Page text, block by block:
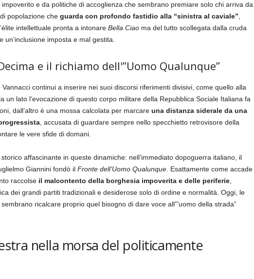
e da politiche di accoglienza che sembrano premiare solo chi arriva da
popolazione che guarda con profondo fastidio alla “sinistra al caviale”
intellettuale pronta a intonare Bella Ciaoma del tutto scollegata dalla cruda
un’inclusione imposta e mal gestita.
e il richiamo dell'”Uomo Qualunque”
continui a inserire nei suoi discorsi riferimenti divisivi, come quello alla
un lato l’evocazione di questo corpo militare della Repubblica Sociale Italiana fa
dall’altro è una mossa calcolata per marcare una distanza siderale da una
, accusata di guardare sempre nello specchietto retrovisore della
le vere sfide di domani.
storico affascinante in queste dinamiche: nell’immediato dopoguerra italiano, il
Giannini fondò il Fronte dell’Uomo Qualunque. Esattamente come accade
raccolse il malcontento della borghesia impoverita e delle periferie,
dei grandi partiti tradizionali e desiderose solo di ordine e normalità. Oggi, le
ricalcare proprio quel bisogno di dare voce all'”uomo della strada”
nella morsa del politicamente